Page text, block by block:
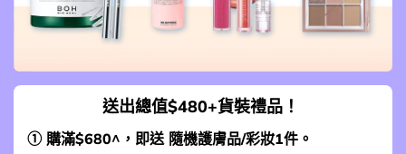
送出總值$480+貨裝禮品！
① 購滿$680^，即送 隨機護膚品/彩妝1件。